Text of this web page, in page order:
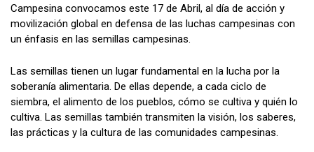
Campesina convocamos este 17 de Abril, al día de acción y
movilización global en defensa de las luchas campesinas con
un énfasis en las semillas campesinas.
Las semillas tienen un lugar fundamental en la lucha por la
soberanía alimentaria. De ellas depende, a cada ciclo de
siembra, el alimento de los pueblos, cómo se cultiva y quién lo
cultiva. Las semillas también transmiten la visión, los saberes,
las prácticas y la cultura de las comunidades campesinas.